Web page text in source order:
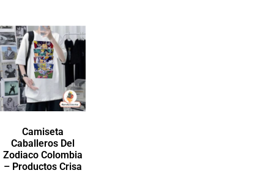
Camiseta
Caballeros Del
Zodiaco Colombia
– Productos Crisa